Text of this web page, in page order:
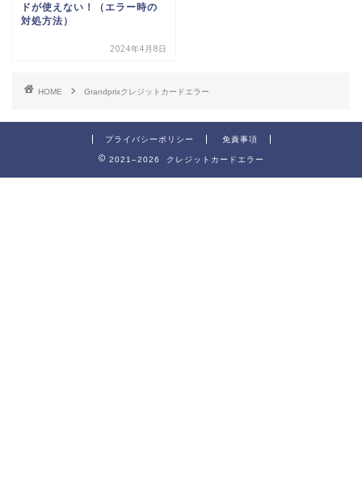
ドが使えない！（エラー時の
対処方法）
2024年4月8日
HOME Grandprixクレジットカードエラー
プライバシーポリシー 免責事項
2021–2026 クレジットカードエラー